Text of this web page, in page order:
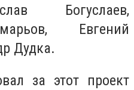
Богуслаев,
Евгений
Дудка.
за этот проект